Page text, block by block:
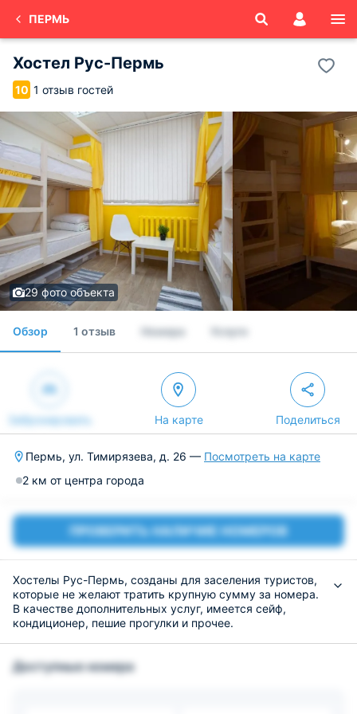
ПЕРМЬ
Хостел Рус-Пермь
10 1 отзыв гостей
29 фото объекта
Обзор Номера
1 отзыв Услуги
Забронировать На карте Поделиться
Пермь, ул. Тимирязева, д. 26 — Посмотреть на карте
2 км от центра города
ПРОВЕРИТЬ НАЛИЧИЕ НОМЕРОВ
Хостелы Рус-Пермь, созданы для заселения туристов,
которые не желают тратить крупную сумму за номера.
В качестве дополнительных услуг, имеется сейф,
кондиционер, пешие прогулки и прочее.
и женщин, а так же отдельный вариант на два человека.
Доступные номера